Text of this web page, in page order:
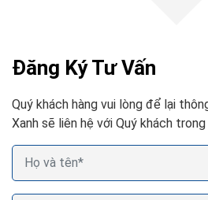
Đăng Ký Tư Vấn
Quý khách hàng vui lòng để lại
Xanh sẽ liên hệ với Quý khách